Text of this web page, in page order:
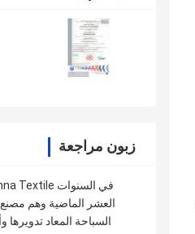
زبون مراجعة
العشر الماضية وهم
السباحة المعاد